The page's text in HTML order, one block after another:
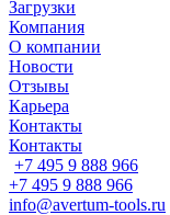
Загрузки
Компания
О компании
Новости
Отзывы
Карьера
Контакты
Контакты
+7 495 9 888 966
+7 495 9 888 966
info@avertum-tools.ru